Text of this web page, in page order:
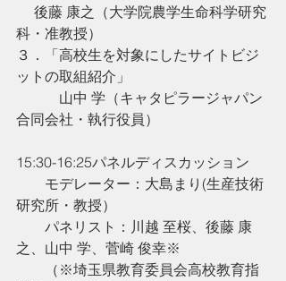
科・准教授）
３．「高校生を対象にしたサイトビジ
ットの取組紹介」
山中 学（キャタピラージャパン
合同会社・執行役員）
15:30-16:25パネルディスカッション
モデレーター：大島まり(生産技術
研究所・教授）
パネリスト：川越 至桜、後藤 康
之、山中 学、菅崎 俊幸※
（※埼玉県教育委員会高校教育指